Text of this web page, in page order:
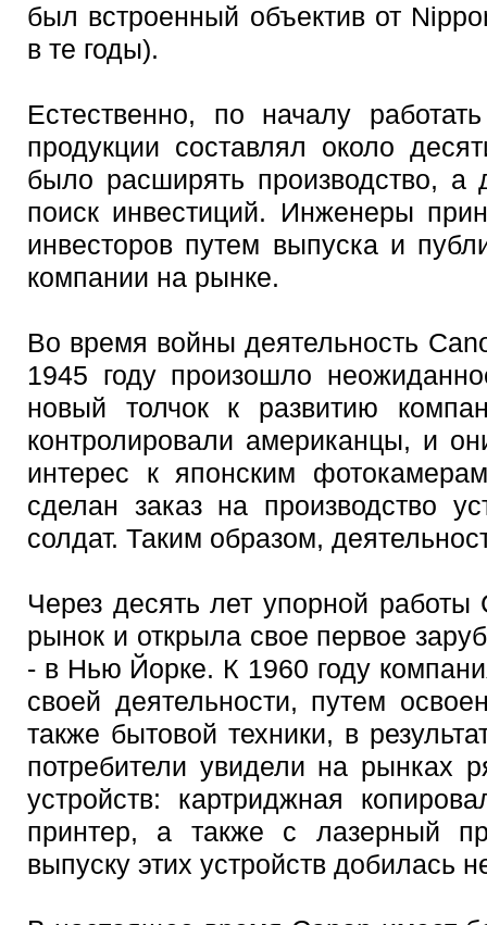
был встроенный объектив от
в те годы).
Естественно, по началу
продукции составлял около
было расширять производство, а
поиск инвестиций. Инженеры
инвесторов путем выпуска и
компании на рынке.
Во время войны деятельность
1945 году произошло
новый толчок к развитию
контролировали американцы, и
интерес к японским
сделан заказ на производство
солдат. Таким образом,
Через десять лет упорной
рынок и открыла свое первое
- в Нью Йорке. К 1960 году
своей деятельности, путем
также бытовой техники, в
потребители увидели на рынках
устройств: картриджная
принтер, а также с лазерный
выпуску этих устройств добилась